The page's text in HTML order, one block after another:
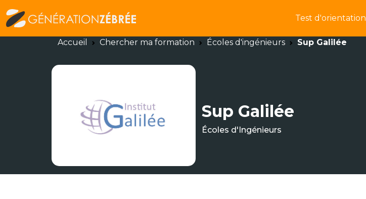
Test d'orientation
Accueil Chercher ma formation Écoles d'ingénieurs Sup Galilée
Sup Galilée
Écoles d'Ingénieurs